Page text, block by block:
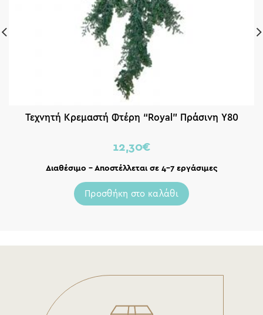
Τεχνητή Κρεμαστή Φτέρη “Royal” Πράσινη Υ80
12,30€
Διαθέσιμο – Αποστέλλεται σε 4-7 εργάσιμες
Προσθήκη στο καλάθι